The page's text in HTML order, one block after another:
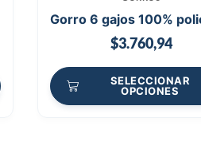
Gorro 6 gajos 100%
$3.760,94
SELECCIONAR
OPCIONES